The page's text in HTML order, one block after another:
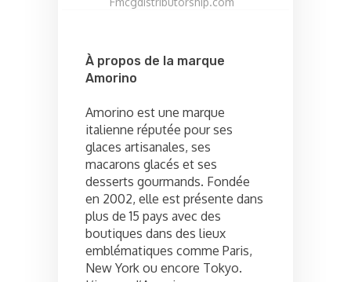
À propos de la marque
Amorino
Amorino est une marque
italienne réputée pour ses
glaces artisanales, ses
macarons glacés et ses
desserts gourmands. Fondée
en 2002, elle est présente dans
plus de 15 pays avec des
boutiques dans des lieux
emblématiques comme Paris,
New York ou encore Tokyo.